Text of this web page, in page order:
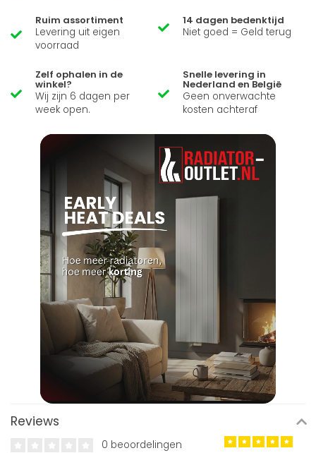
Ruim assortiment
Levering uit eigen
voorraad
14 dagen bedenktijd
Niet goed = Geld terug
Zelf ophalen in de
winkel?
Wij zijn 6 dagen per
week open.
Snelle levering in
Nederland en België
Geen onverwachte
kosten achteraf
Reviews
0 beoordelingen